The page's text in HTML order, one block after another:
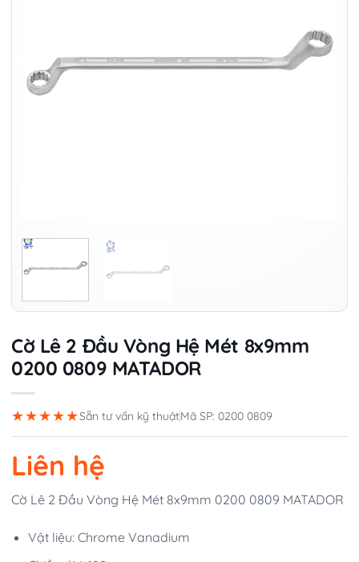
Cờ Lê 2 Đầu Vòng Hệ Mét 8x9mm
0200 0809 MATADOR
★★★★★Sẵn tư vấn kỹ thuậtMã SP: 0200 0809
Liên hệ
Cờ Lê 2 Đầu Vòng Hệ Mét 8x9mm 0200 0809 MATADOR
Vật liệu: Chrome Vanadium